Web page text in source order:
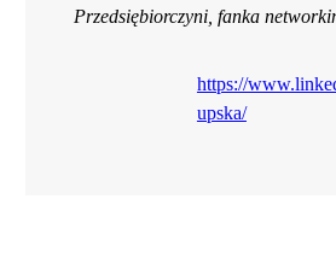
Przedsiębiorczyni, fanka
https://
upska/